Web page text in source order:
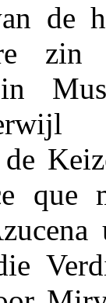
de
in
que